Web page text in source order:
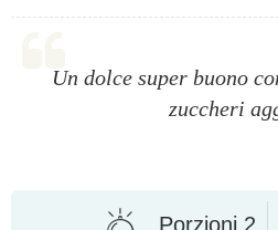
Un dolce super buono
zuccheri
Porzioni 2